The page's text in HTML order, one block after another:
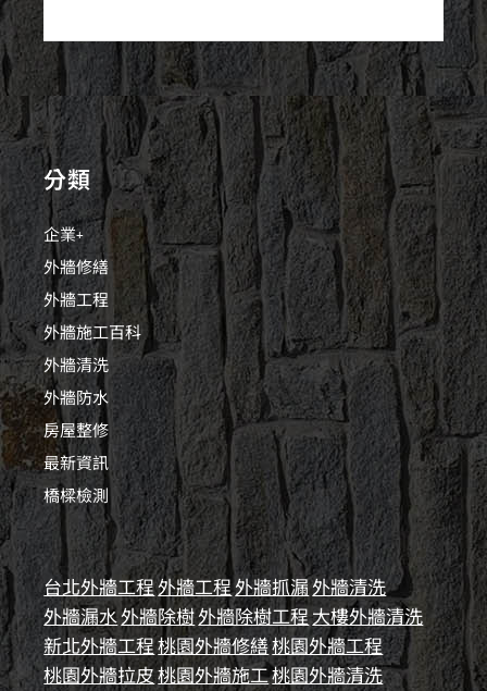
分類
企業+
外牆修繕
外牆工程
外牆施工百科
外牆清洗
外牆防水
房屋整修
最新資訊
橋樑檢測
台北外牆工程外牆工程 外牆抓漏外牆清洗
外牆漏水 外牆除樹外牆除樹工程 大樓外牆清洗
新北外牆工程桃園外牆修繕桃園外牆工程
桃園外牆拉皮桃園外牆施工桃園外牆清洗